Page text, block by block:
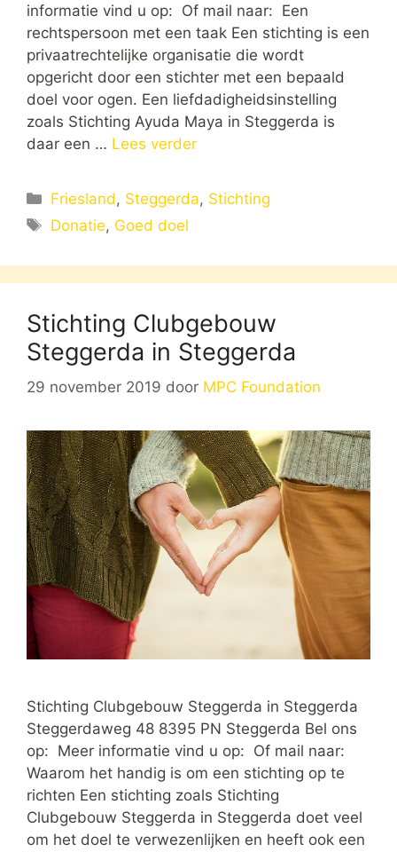
informatie vind u op: Of mail naar: Een
rechtspersoon met een taak Een stichting is een
privaatrechtelijke organisatie die wordt
opgericht door een stichter met een bepaald
doel voor ogen. Een liefdadigheidsinstelling
zoals Stichting Ayuda Maya in Steggerda is
daar een … Lees verder
Categorieën
Friesland , Steggerda, Stichting
Tags
Donatie, Goed doel
Stichting Clubgebouw
Steggerda in Steggerda
29 november 2019 door MPC Foundation
Stichting Clubgebouw Steggerda in Steggerda
Steggerdaweg 48 8395 PN Steggerda Bel ons
op: Meer informatie vind u op: Of mail naar:
Waarom het handig is om een stichting op te
richten Een stichting zoals Stichting
Clubgebouw Steggerda in Steggerda doet veel
om het doel te verwezenlijken en heeft ook een